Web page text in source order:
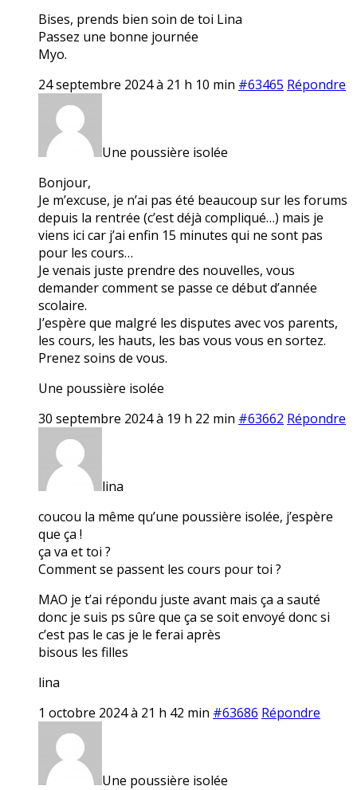
Bises, prends bien soin de toi Lina
Passez une bonne journée
Myo.
24 septembre 2024 à 21 h 10 min #63465 Répondre
Une poussière isolée
Bonjour,
Je m’excuse, je n’ai pas été beaucoup sur les forums
depuis la rentrée (c’est déjà compliqué…) mais je
viens ici car j’ai enfin 15 minutes qui ne sont pas
pour les cours…
Je venais juste prendre des nouvelles, vous
demander comment se passe ce début d’année
scolaire.
J’espère que malgré les disputes avec vos parents,
les cours, les hauts, les bas vous vous en sortez.
Prenez soins de vous.
Une poussière isolée
30 septembre 2024 à 19 h 22 min #63662 Répondre
lina
coucou la même qu’une poussière isolée, j’espère
que ça !
ça va et toi ?
Comment se passent les cours pour toi ?
MAO je t’ai répondu juste avant mais ça a sauté
donc je suis ps sûre que ça se soit envoyé donc si
c’est pas le cas je le ferai après
bisous les filles
lina
1 octobre 2024 à 21 h 42 min #63686 Répondre
Une poussière isolée